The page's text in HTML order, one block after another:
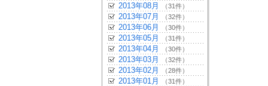
2013年08月 （31件）
2013年07月 （32件）
2013年06月 （30件）
2013年05月 （31件）
2013年04月 （30件）
2013年03月 （32件）
2013年02月 （28件）
2013年01月 （31件）